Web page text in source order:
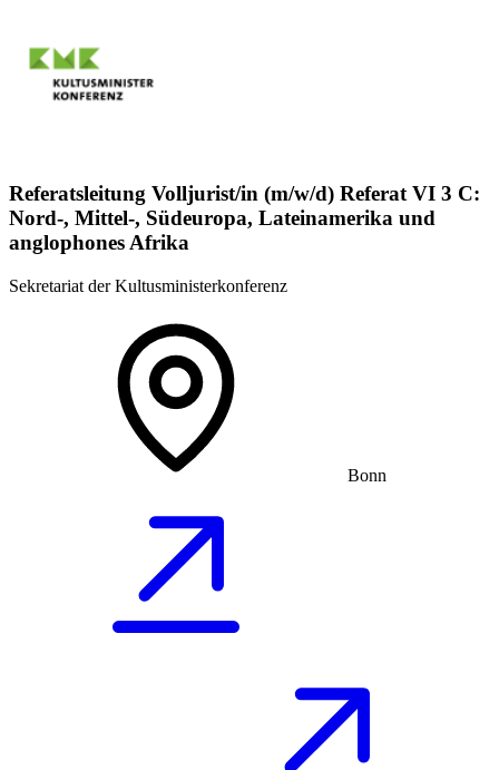
Referatsleitung Volljurist/in (m/w/d) Referat VI 3 C:
Nord-, Mittel-, Südeuropa, Lateinamerika und
anglophones Afrika
Sekretariat der Kultusministerkonferenz
Bonn